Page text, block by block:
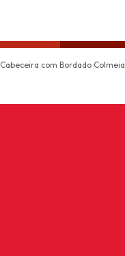
Cabeceira com Bordado Colmeia